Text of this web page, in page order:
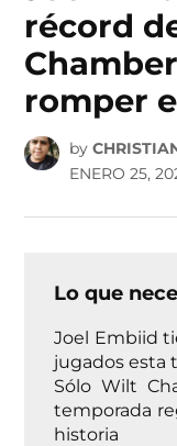
récord
romper
by
ENERO 25,
Lo que
Joel Embiid
jugados esta
Sólo Wilt
temporada
historia